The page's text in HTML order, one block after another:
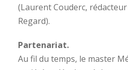
(Laurent Couderc,
Regard).
Partenariat.
Au fil du temps, le master